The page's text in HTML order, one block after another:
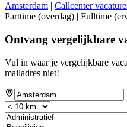
Amsterdam | Callcenter
Parttime (overdag) | Fulltime
Ontvang vergelijkbare
Vul in waar je vergelijkbare
mailadres niet!